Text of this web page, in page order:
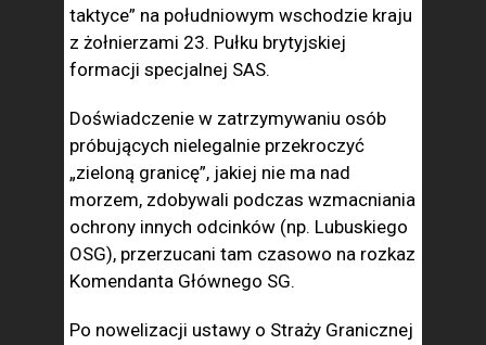
taktyce” na południo­wym wschodzie kraju
z żołnierzami 23. Pułku brytyjskiej
formacji specjalnej SAS.
Doświad­czenie w zatrzymywaniu osób
próbujących nie­legalnie przekroczyć
„zieloną granicę”, jakiej nie ma nad
morzem, zdobywali podczas wzmacniania
ochrony innych odcinków (np. Lubuskiego
OSG), przerzucani tam czasowo na rozkaz
Komendanta Głównego SG.
Po nowelizacji ustawy o Straży Granicznej